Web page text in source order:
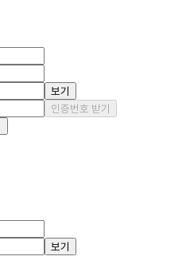
보기
인증번호 받기
보기